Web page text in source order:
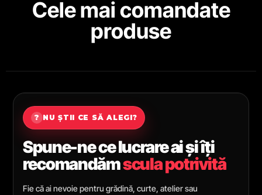
Cele mai comandate
produse
? NU ȘTII CE SĂ ALEGI?
Spune-ne ce lucrare ai și îți
recomandămscula potrivită
Fie că ai nevoie pentru grădină, curte, atelier sau